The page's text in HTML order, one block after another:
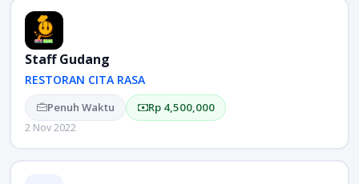
Staff Gudang
RESTORAN CITA RASA
Penuh Waktu Rp 4,500,000
2 Nov 2022